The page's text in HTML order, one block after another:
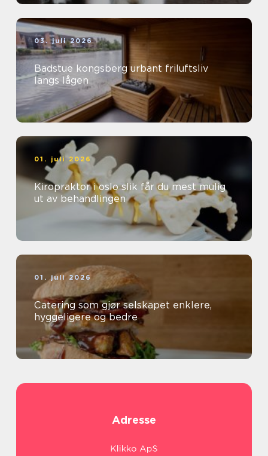
03. juli 2026
Badstue kongsberg urbant friluftsliv
langs lågen
01. juli 2026
Kiropraktor i oslo slik får du mest mulig
ut av behandlingen
01. juli 2026
Catering som gjør selskapet enklere,
hyggeligere og bedre
Adresse